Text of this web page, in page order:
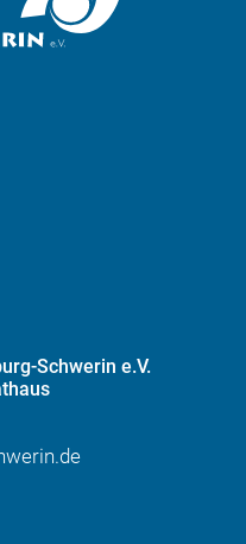
Schwerin e.V.